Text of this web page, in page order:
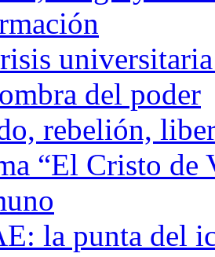
del poder
rebelión,
“El Cristo de
la punta del